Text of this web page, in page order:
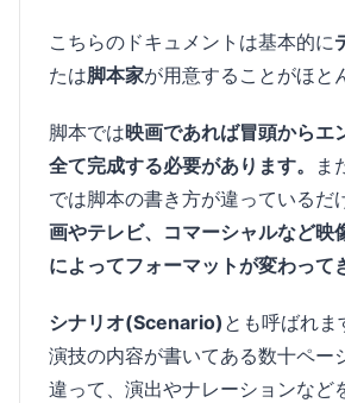
こちらのドキュメントは基本的に
たは脚本家が用意することがほと
脚本では映画であれば冒頭からエ
全て完成する必要があります。
ま
では脚本の書き方が違っているだ
画やテレビ、コマーシャルなど映
によってフォーマットが変わって
シナリオ(Scenario) とも呼ばれ
演技の内容が書いてある数十ペー
違って、演出やナレーションなど